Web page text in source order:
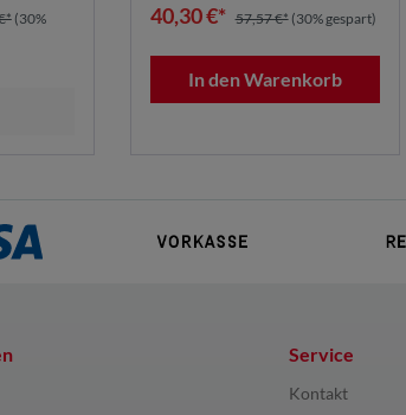
(30%
40,30 €* 57,57 €* (30% gespart)
In den Warenkorb
Service
Kontakt